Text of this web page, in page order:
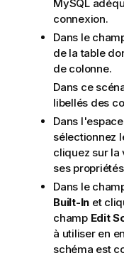
MySQL
connexion.
Dans le
de la table
de colonne.
Dans ce
libellés des
Dans
sélectionnez
cliquez sur la
ses
Dans le
Built-In et
champ Edit
à utiliser en
schéma est